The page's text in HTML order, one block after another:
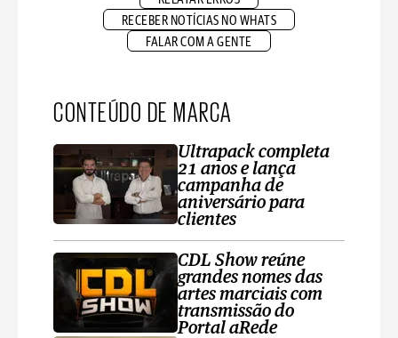
RECEBER NOTÍCIAS NO WHATS
FALAR COM A GENTE
CONTEÚDO DE MARCA
Ultrapack completa
21 anos e lança
campanha de
aniversário para
clientes
CDL Show reúne
grandes nomes das
artes marciais com
transmissão do
Portal aRede